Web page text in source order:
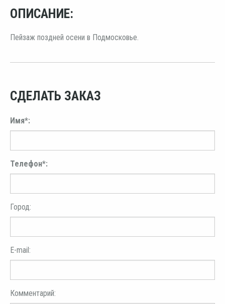
ОПИСАНИЕ:
Пейзаж поздней осени в Подмосковье.
СДЕЛАТЬ ЗАКАЗ
Имя*:
Телефон*:
Город:
E-mail:
Комментарий: